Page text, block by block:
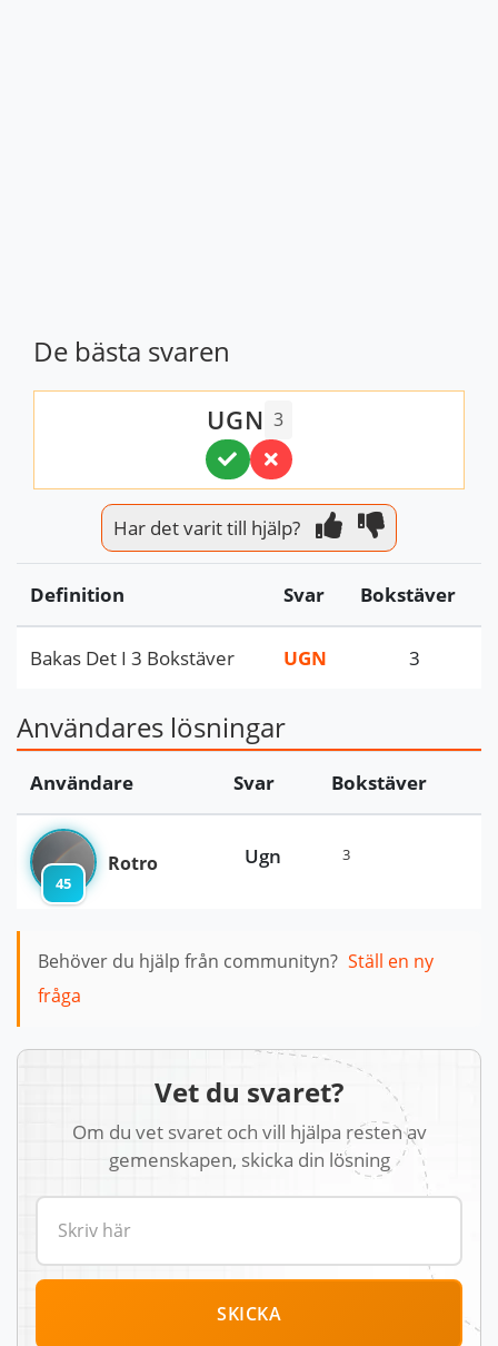
De bästa svaren
UGN 3
Har det varit till hjälp?
Definition Svar Bokstäver
Bakas Det I 3 Bokstäver UGN 3
Användares lösningar
Användare Svar Bokstäver
45
Rotro Ugn 3
Behöver du hjälp från communityn? Ställ en ny
fråga
Vet du svaret?
Om du vet svaret och vill hjälpa resten av
gemenskapen, skicka din lösning
SKICKA